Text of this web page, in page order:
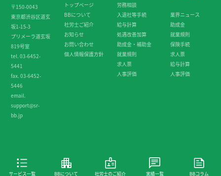
サービス一覧 BBについて 社労士のご紹介 実績一覧 BBコラム
〒150-0043
東京都渋谷区道玄
坂1-15-3
プリメーラ道玄坂
819号室
tel. 03-6452-
5441
fax. 03-6452-
5446
email.
support@sr-
bb.jp
トップページ
BBについて
社労士ご紹介
お知らせ
お問い合わせ
個人情報保護方針
労務相談
入退社等手続
給与計算
処遇改善加算
助成金・補助金
就業規則
求人票
人事評価
業界ニュース
助成金
就業規則
保険手続
求人票
給与計算
人事評価